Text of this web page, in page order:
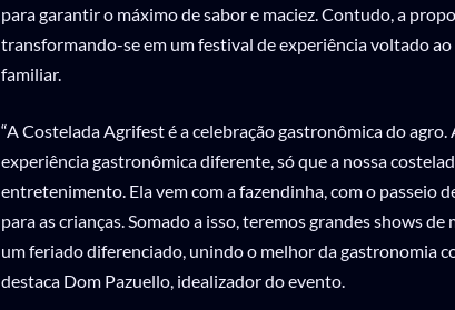
para garantir o máximo de sabor e maciez. Contudo, a
transformando-se em um festival de experiência voltado
familiar.
“A Costelada Agrifest é a celebração gastronômica do
experiência gastronômica diferente, só que a nossa
entretenimento. Ela vem com a fazendinha, com o passeio
para as crianças. Somado a isso, teremos grandes shows
um feriado diferenciado, unindo o melhor da gastronomia
destaca Dom Pazuello, idealizador do evento.